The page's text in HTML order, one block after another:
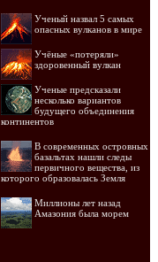
Ученый назвал 5 самых
опасных вулканов в мире
Учёные «потеряли»
здоровенный вулкан
Ученые предсказали
несколько вариантов
будущего объединения
континентов
В современных островных
базальтах нашли следы
первичного вещества, из
которого образовалась Земля
Миллионы лет назад
Амазония была морем